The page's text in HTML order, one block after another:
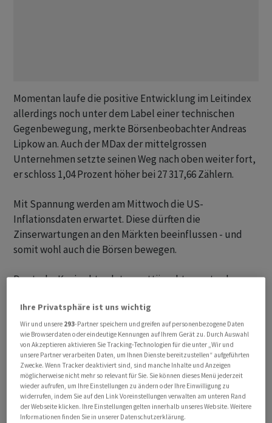
Momentan laufe die positive Entwicklung im Leitindex
allerdings noch unter dem Label einer technischen
Gegenbewegung, merkte Börsenbeobachter Andreas
Lipkow an. Auch der MDax der mittelgrossen
Unternehmen setzte seinen Weg nach oben weiter fort,
er schloss 1,04 Prozent höher bei 27 317,66 Zählern.
Mit Spannung werden am Mittwoch die US-
Inflationsdaten erwartet. Diese dürften die
Zinserwartungen an den Märkten beeinflussen - und
somit wohl auch die Börsen bewegen.
Deutsche Konjunkturdaten enttäuschten unterdessen.
Konjunktur hierzulande gingen im Juli deutlicher
zurück als angenommen. "Die Hoffnungen auf eine
konjunkturelle Erholung im zweiten Halbjahr
schmelzen in der Sommerhitze dahin", schrieb
Volkswirt Thomas Gitzel von der VP Bank mit Blick auf
die ZEW-Umfrage. "Der Zustand einer vor sich hin
dümpelnden deutschen Wirtschaft wird uns wohl noch
längere Zeit begleiten".
Ihre Privatsphäre ist uns wichtig
Wir und unsere 293-Partner speichern und greifen auf personenbezogene Daten
wie Browserdaten oder eindeutige Kennungen auf Ihrem Gerät zu. Durch Auswahl
von Akzeptieren aktivieren Sie Tracking-Technologien für die unter „Wir und
unsere Partner verarbeiten Daten, um Ihnen Dienste bereitzustellen“ aufgeführten
Zwecke. Wenn Tracker deaktiviert sind, sind manche Inhalte und Anzeigen
möglicherweise nicht mehr so relevant für Sie. Sie können dieses Menü jederzeit
wieder aufrufen, um Ihre Einstellungen zu ändern oder Ihre Einwilligung zu
widerrufen, indem Sie auf den Link Voreinstellungen verwalten am unteren Rand
der Webseite klicken. Ihre Einstellungen gelten innerhalb unseres Website. Weitere
Informationen finden Sie in unserer Datenschutzerklärung.